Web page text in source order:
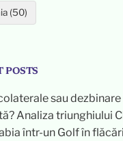
(50)
POSTS
sau dezbinare
Analiza triunghiului
într-un Golf în flăcări